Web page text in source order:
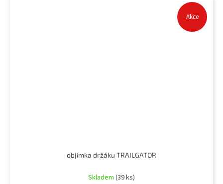
Akce
objímka držáku TRAILGATOR
hodnocení
Skladem (39 ks)